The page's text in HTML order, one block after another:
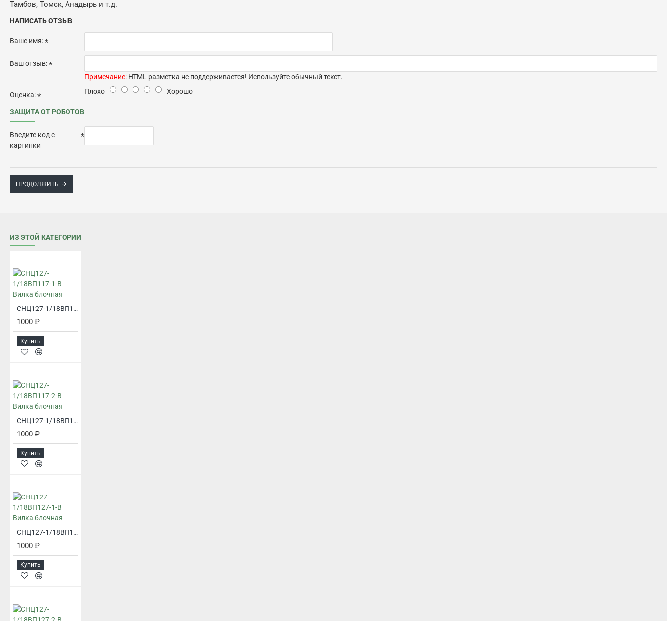
Тамбов, Томск, Анадырь и т.д.
НАПИСАТЬ ОТЗЫВ
Ваше имя:
Ваш отзыв:
Примечание: HTML разметка не поддерживается! Используйте обычный текст.
Оценка: Плохо Хорошо
ЗАЩИТА ОТ РОБОТОВ
Введите код с
картинки
ПРОДОЛЖИТЬ
ИЗ ЭТОЙ КАТЕГОРИИ
СНЦ127-1/18ВП117-1-В Вилка блочная
1000 ₽
Купить
СНЦ127-1/18ВП117-2-В Вилка блочная
1000 ₽
Купить
СНЦ127-1/18ВП127-1-В Вилка блочная
1000 ₽
Купить